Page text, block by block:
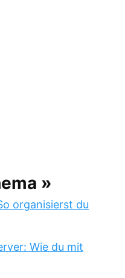
»
organisierst du
Wie du mit